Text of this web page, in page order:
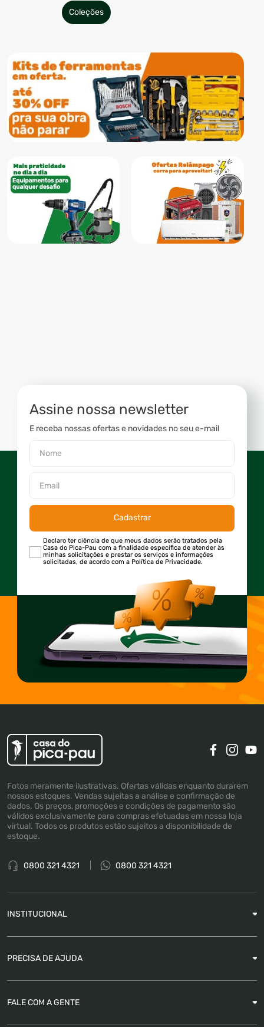
Coleções
Assine nossa newsletter
E receba nossas ofertas e novidades no seu e-mail
Cadastrar
Declaro ter ciência de que meus dados serão tratados pela
Casa do Pica-Pau com a finalidade específica de atender às
minhas solicitações e prestar os serviços e informações
solicitadas, de acordo com a Política de Privacidade.
Fotos meramente ilustrativas. Ofertas válidas enquanto durarem
nossos estoques. Vendas sujeitas a análise e confirmação de
dados. Os preços, promoções e condições de pagamento são
válidos exclusivamente para compras efetuadas em nossa loja
virtual. Todos os produtos estão sujeitos a disponibilidade de
estoque.
0800 321 4321 0800 321 4321
INSTITUCIONAL
PRECISA DE AJUDA
FALE COM A GENTE